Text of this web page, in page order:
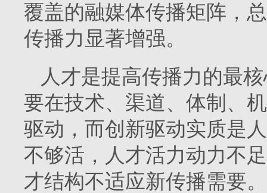
覆盖的融媒体传播矩阵，
传播力显著增强。
人才是提高传播力的最
要在技术、渠道、体制、
驱动，而创新驱动实质是
不够活，人才活力动力不
才结构不适应新传播需要。